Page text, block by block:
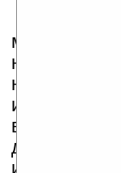
нажатий
вы
движением
именно с